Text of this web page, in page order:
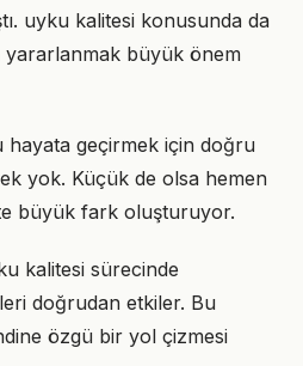
uyku kalitesi konusunda da
büyük önem
hayata geçirmek için doğru
yok. Küçük de olsa hemen
büyük fark oluşturuyor.
kalitesi sürecinde
doğrudan etkiler. Bu
özgü bir yol çizmesi